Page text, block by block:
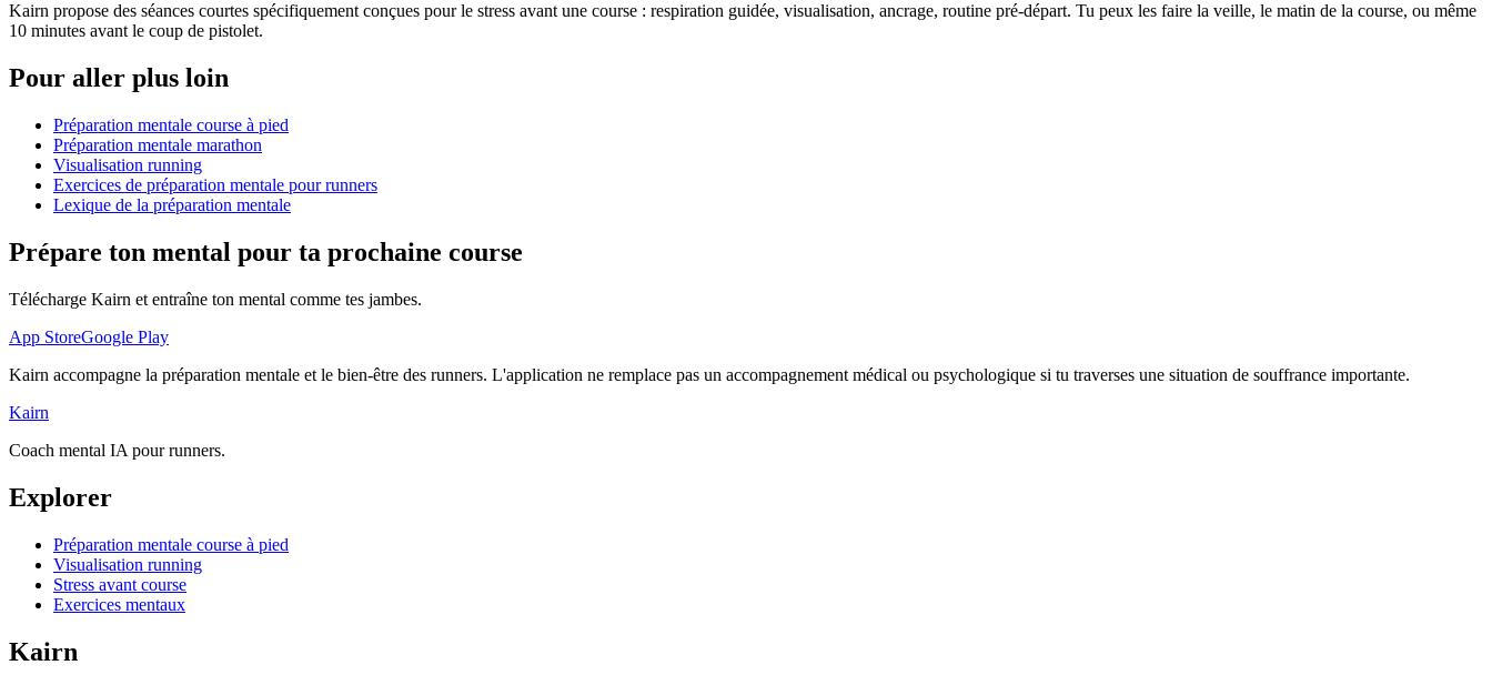
Kairn propose des séances courtes spécifiquement conçues pour le stress avant une course : respiration guidée, visualisation, ancrage, routine pré-départ. Tu peux les faire la veille, le matin de la course, ou même
10 minutes avant le coup de pistolet.
Pour aller plus loin
Préparation mentale course à pied
Préparation mentale marathon
Visualisation running
Exercices de préparation mentale pour runners
Lexique de la préparation mentale
Prépare ton mental pour ta prochaine course
Télécharge Kairn et entraîne ton mental comme tes jambes.
App StoreGoogle Play
Kairn accompagne la préparation mentale et le bien-être des runners. L'application ne remplace pas un accompagnement médical ou psychologique si tu traverses une situation de souffrance importante.
Kairn
Coach mental IA pour runners.
Explorer
Préparation mentale course à pied
Visualisation running
Stress avant course
Exercices mentaux
Kairn